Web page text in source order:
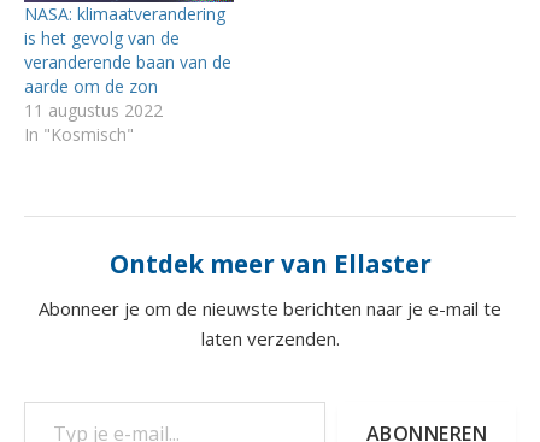
NASA: klimaatverandering
is het gevolg van de
veranderende baan van de
aarde om de zon
11 augustus 2022
In "Kosmisch"
Ontdek meer van Ellaster
Abonneer je om de nieuwste berichten naar je e-mail te
laten verzenden.
Typ je e-mail...
ABONNEREN